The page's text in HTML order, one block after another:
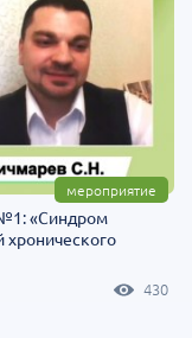
мероприятие
«Синдром
хронического
430